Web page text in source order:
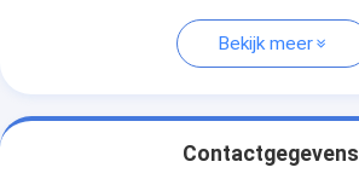
Bekijk meer
Contactgegevens